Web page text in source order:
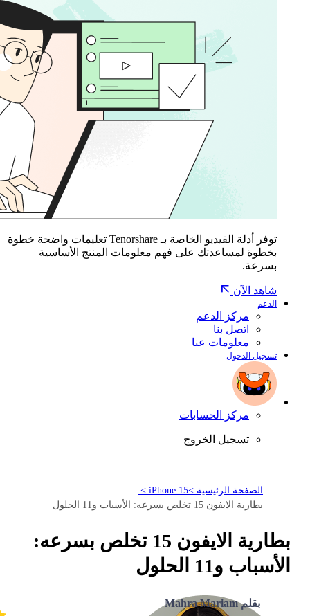
توفر أدلة الفيديو الخاصة بـ Tenorshare تعليمات واضحة خطوة
بخطوة لمساعدتك على فهم معلومات المنتج الأساسية
بسرعة.
شاهد الآن
الدعم
مركز الدعم
اتصل بنا
معلومات عنا
تسجيل الدخول
مركز الحسابات
تسجيل الخروج
الصفحة الرئيسية >iPhone 15 >
بطارية الايفون 15 تخلص بسرعه: الأسباب و11 الحلول
بطارية الايفون 15 تخلص بسرعه:
الأسباب و11 الحلول
بقلم Mahra Mariam